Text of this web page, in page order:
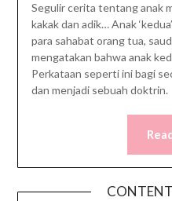
Segulir cerita tentang anak
kakak dan adik… Anak
para sahabat orang tua,
mengatakan bahwa anak
Perkataan seperti ini bagi
dan menjadi sebuah doktrin.